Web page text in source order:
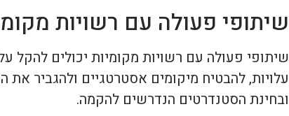
שיתופי פעולה עם רשויות
שיתופי פעולה עם רשויות מקומיות יכולים להקל
עלויות, להבטיח מיקומים אסטרטגיים ולהגביר את
ובחינת הסטנדרטים הנדרשים להקמה.